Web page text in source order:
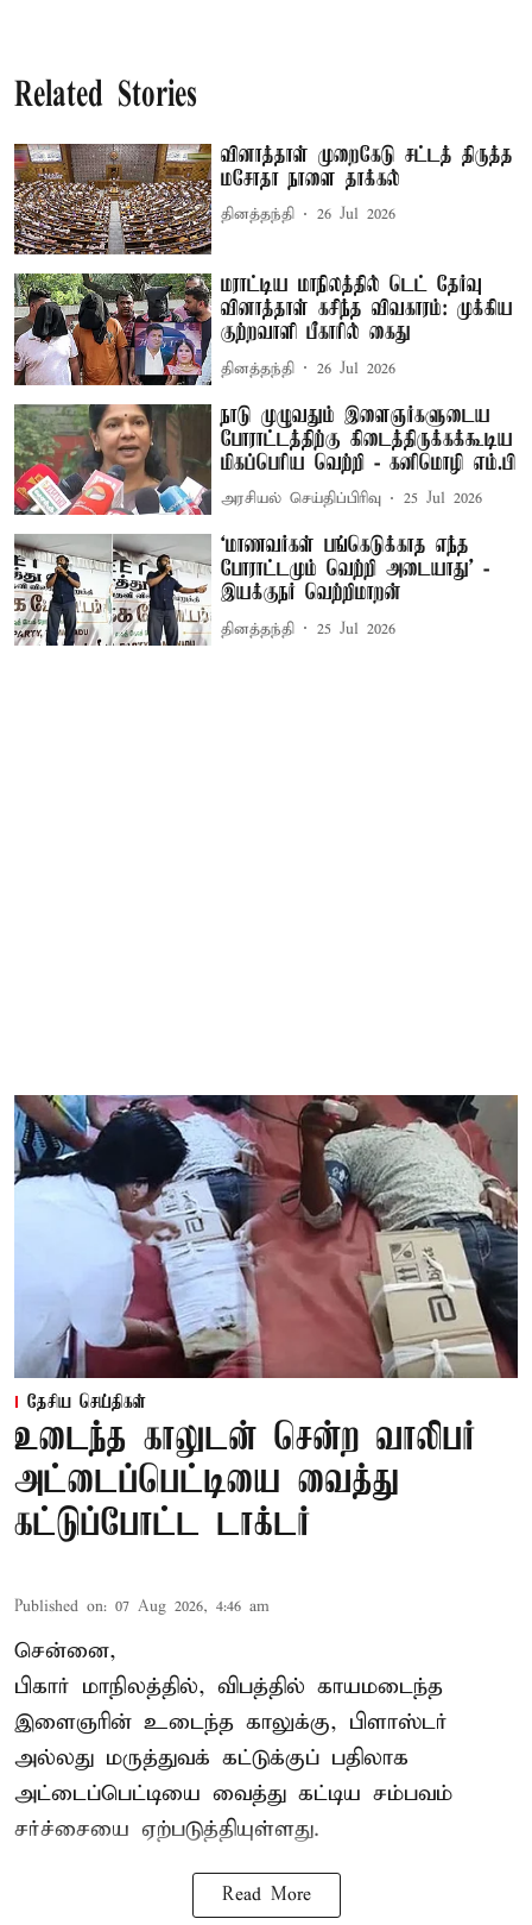
Related Stories
வினாத்தாள் முறைகேடு சட்டத் திருத்த
மசோதா நாளை தாக்கல்
தினத்தந்தி 26 Jul 2026
மராட்டிய மாநிலத்தில் டெட் தேர்வு
வினாத்தாள் கசிந்த விவகாரம்: முக்கிய
குற்றவாளி பீகாரில் கைது
தினத்தந்தி 26 Jul 2026
நாடு முழுவதும் இளைஞர்களுடைய
போராட்டத்திற்கு கிடைத்திருக்கக்கூடிய
மிகப்பெரிய வெற்றி - கனிமொழி எம்.பி
அரசியல் செய்திப்பிரிவு 25 Jul 2026
‘மாணவர்கள் பங்கெடுக்காத எந்த
போராட்டமும் வெற்றி அடையாது’ -
இயக்குநர் வெற்றிமாறன்
தினத்தந்தி 25 Jul 2026
தேசிய செய்திகள்
உடைந்த காலுடன் சென்ற வாலிபர்
அட்டைப்பெட்டியை வைத்து
கட்டுப்போட்ட டாக்டர்
Published on: 07 Aug 2026, 4:46 am
சென்னை,
பிகார் மாநிலத்தில், விபத்தில் காயமடைந்த
இளைஞரின் உடைந்த காலுக்கு, பிளாஸ்டர்
அல்லது மருத்துவக் கட்டுக்குப் பதிலாக
அட்டைப்பெட்டியை வைத்து கட்டிய சம்பவம்
சர்ச்சையை ஏற்படுத்தியுள்ளது.
Read More